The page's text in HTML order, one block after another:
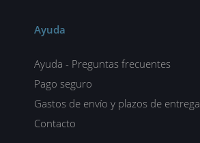
Ayuda
Ayuda - Preguntas frecuentes
Pago seguro
Gastos de envío y plazos de entrega
Contacto